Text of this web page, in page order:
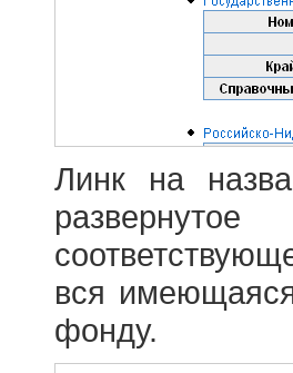
Линк на
вся
фонду.